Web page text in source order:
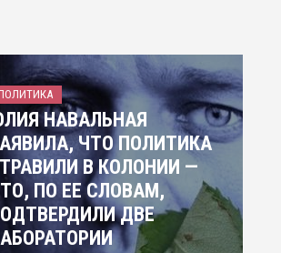
НАВАЛЬНАЯ
ЧТО ПОЛИТИКА
В КОЛОНИИ —
ПО ЕЕ СЛОВАМ,
ДВЕ